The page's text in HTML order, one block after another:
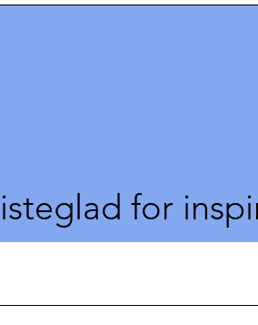
for